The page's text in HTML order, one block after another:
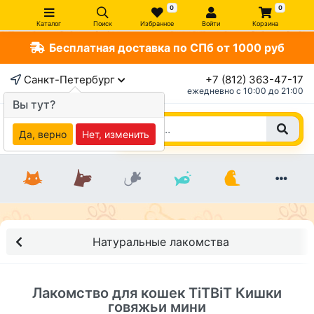
Каталог Поиск
0
Избранное Войти
0
Корзина
Бесплатная доставка по СПб от 1000 руб
Санкт-Петербург +7 (812) 363-47-17
ежедневно c 10:00 до 21:00
Натуральные лакомства
Лакомство для кошек TiTBiT Кишки
говяжьи мини
Вы тут?
Да, верно Нет, изменить